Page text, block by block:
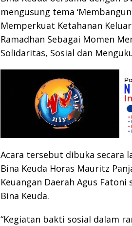
mengusung tema
Memperkuat Ketahanan
Ramadhan Sebagai Momen
Solidaritas, Sosial dan
Acara tersebut dibuka secara
Bina Keuda Horas Mauritz
Keuangan Daerah Agus
Bina Keuda.
“Kegiatan bakti sosial dalam